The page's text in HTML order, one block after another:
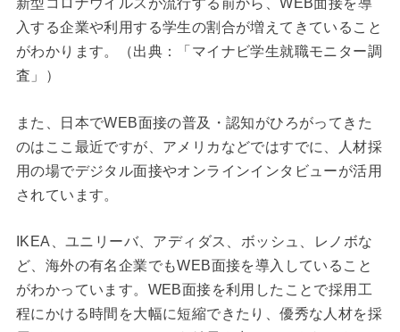
新型コロナウイルスが流行する前から、WEB面接を導
入する企業や利用する学生の割合が増えてきていること
がわかります。（出典：「マイナビ学生就職モニター調
査」）
また、日本でWEB面接の普及・認知がひろがってきた
のはここ最近ですが、アメリカなどではすでに、人材採
用の場でデジタル面接やオンラインインタビューが活用
されています。
IKEA、ユニリーバ、アディダス、ボッシュ、レノボな
ど、海外の有名企業でもWEB面接を導入していること
がわかっています。WEB面接を利用したことで採用工
程にかける時間を大幅に短縮できたり、優秀な人材を採